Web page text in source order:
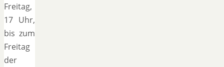
Freitag,
17 Uhr,
bis zum
Freitag
der